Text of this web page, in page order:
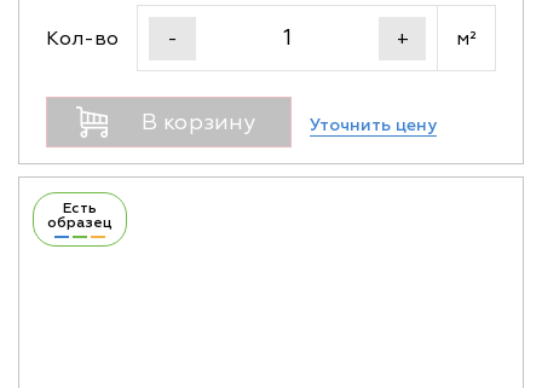
Кол-во - + м²
В корзину Уточнить цену
Есть
образец